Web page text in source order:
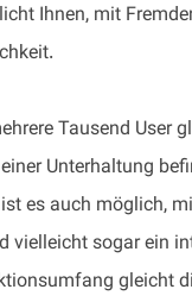
Ihnen, mit
Tausend User
Unterhaltung
es auch möglich,
vielleicht sogar ein
gleicht